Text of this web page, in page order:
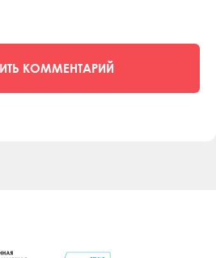
КОММЕНТАРИЙ